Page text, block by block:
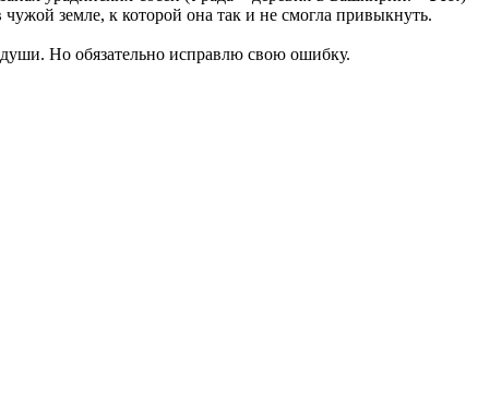
земле, к которой она так и не смогла привыкнуть.
Но обязательно исправлю свою ошибку.